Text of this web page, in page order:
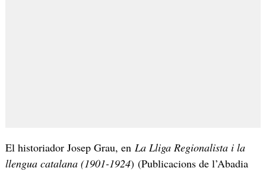
El historiador Josep Grau, en La Lliga Regionalista i la
llengua catalana (1901-1924) (Publicacions de l’Abadia